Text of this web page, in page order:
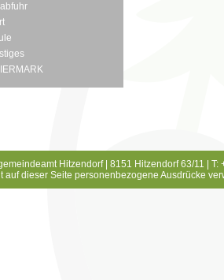
Hitzendorf | 8151 Hitzendorf 63/11 |
auf dieser Seite personenbezogene Ausdrücke